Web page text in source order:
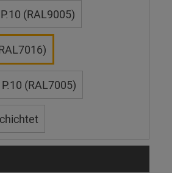
(RAL9005)
(RAL7005)